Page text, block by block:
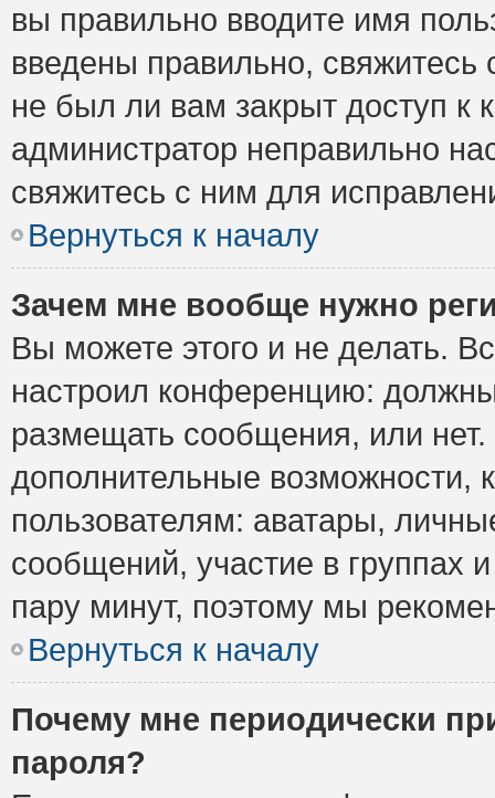
вы правильно вводите имя
введены правильно,
не был ли вам закрыт доступ к
администратор неправильно
свяжитесь с ним для
Вернуться к началу
Зачем мне вообще нужно
Вы можете этого и не делать.
настроил конференцию:
размещать сообщения, или
дополнительные возможности,
пользователям: аватары,
сообщений, участие в группах
пару минут, поэтому мы
Вернуться к началу
Почему мне периодически
пароля?